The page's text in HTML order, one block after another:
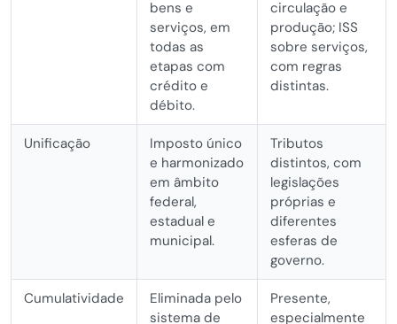
bens e
serviços, em
todas as
etapas com
crédito e
débito.
circulação e
produção; ISS
sobre serviços,
com regras
distintas.
Unificação
Imposto único
e harmonizado
em âmbito
federal,
estadual e
municipal.
Tributos
distintos, com
legislações
próprias e
diferentes
esferas de
governo.
Cumulatividade
Eliminada pelo
sistema de
Presente,
especialmente